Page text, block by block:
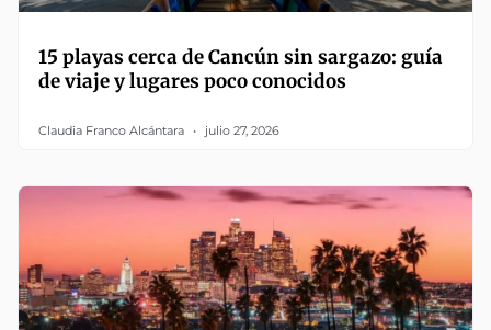
15 playas cerca de Cancún sin sargazo: guía
de viaje y lugares poco conocidos
Claudia Franco Alcántara julio 27, 2026